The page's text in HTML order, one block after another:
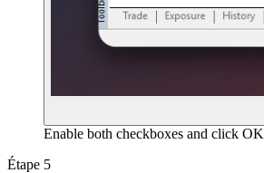
Enable both checkboxes and click OK
Étape 5